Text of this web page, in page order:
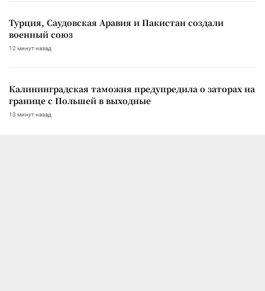
Турция, Саудовская Аравия и Пакистан создали
военный союз
12 минут назад
Калининградская таможня предупредила о заторах на
границе с Польшей в выходные
13 минут назад